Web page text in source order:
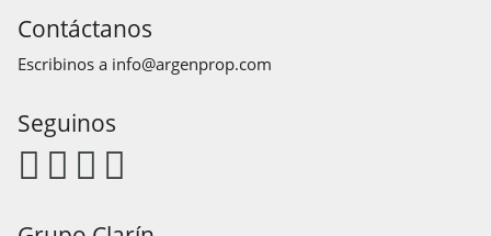
Contáctanos
Escribinos a info@argenprop.com
Seguinos